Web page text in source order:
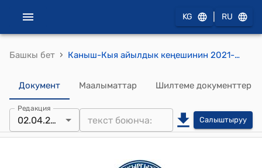
KG RU
Башкы бет › Каныш-Кыя айылдык кеңешинин 2021-жылдын 2-апрелиндеги № 1 "Айыл өкмөтүнүн аймагындагы 1589 га шарттуу сугат жер аянттарына салык өлчөмүн чегерүү жөнүндө" токтому
Документ Маалыматтар Шилтеме документтер
Редакция
02.04.2021 Салыштыруу